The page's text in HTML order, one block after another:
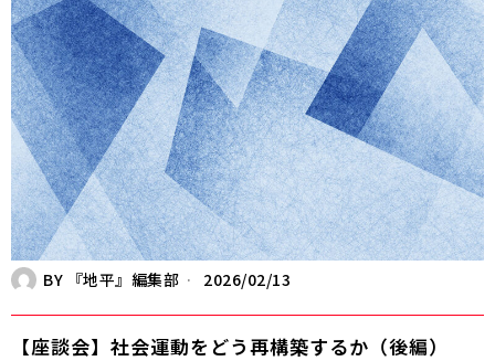
BY 『地平』編集部 2026/02/13
【座談会】社会運動をどう再構築するか（後編）